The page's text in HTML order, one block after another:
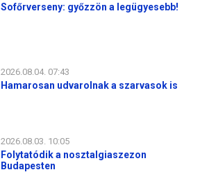
Sofőrverseny: győzzön a legügyesebb!
2026.08.04. 07:43
Hamarosan udvarolnak a szarvasok is
2026.08.03. 10:05
Folytatódik a nosztalgiaszezon
Budapesten